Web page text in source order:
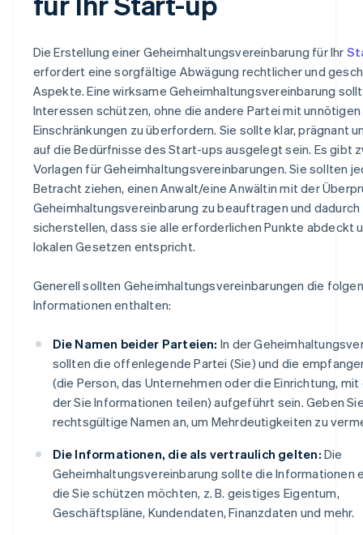
Die Erstellung einer Geheimhaltungsvereinbarung für Ihr
erfordert eine sorgfältige Abwägung rechtlicher und
Aspekte. Eine wirksame Geheimhaltungsvereinbarung
Interessen schützen, ohne die andere Partei mit unnötigen
Einschränkungen zu überfordern. Sie sollte klar, prägnant
auf die Bedürfnisse des Start-ups ausgelegt sein. Es gibt
Vorlagen für Geheimhaltungsvereinbarungen. Sie sollten
Betracht ziehen, einen Anwalt/eine Anwältin mit der
Geheimhaltungsvereinbarung zu beauftragen und dadurch
sicherstellen, dass sie alle erforderlichen Punkte abdeckt
lokalen Gesetzen entspricht.
Generell sollten Geheimhaltungsvereinbarungen die
Informationen enthalten:
Die Namen beider Parteien: In der
sollten die offenlegende Partei (Sie) und die
(die Person, das Unternehmen oder die Einrichtung, mit
der Sie Informationen teilen) aufgeführt sein. Geben
rechtsgültige Namen an, um Mehrdeutigkeiten zu
Die Informationen, die als vertraulich gelten: Die
Geheimhaltungsvereinbarung sollte die Informationen
die Sie schützen möchten, z. B. geistiges Eigentum,
Geschäftspläne, Kundendaten, Finanzdaten und mehr.